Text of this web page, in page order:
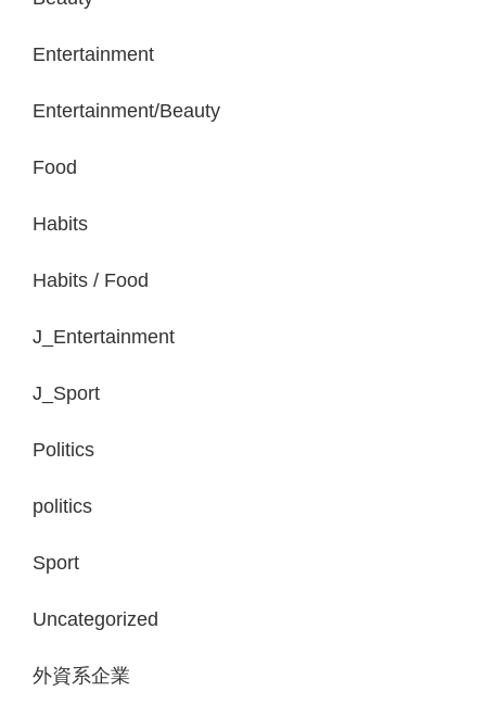
Entertainment
Entertainment/Beauty
Food
Habits
Habits / Food
J_Entertainment
J_Sport
Politics
politics
Sport
Uncategorized
外資系企業